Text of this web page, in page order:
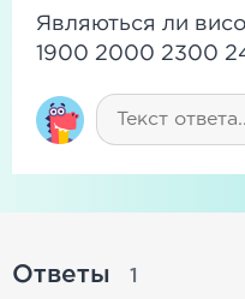
Являються ли
1900 2000 2300
Ответы 1